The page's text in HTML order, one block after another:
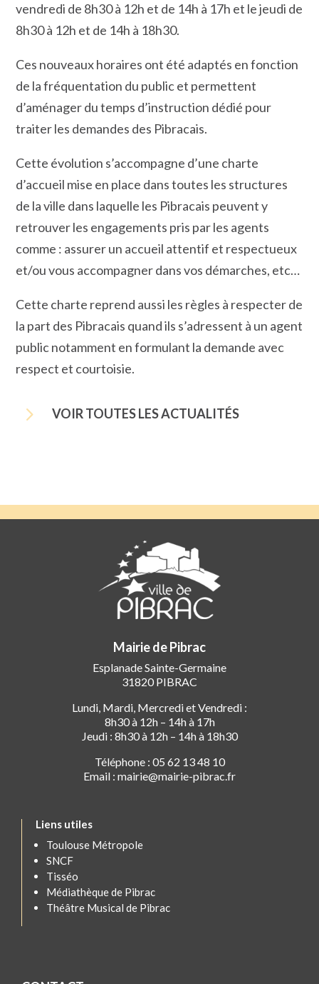
vendredi de 8h30 à 12h et de 14h à 17h et le jeudi de
8h30 à 12h et de 14h à 18h30.
Ces nouveaux horaires ont été adaptés en fonction
de la fréquentation du public et permettent
d’aménager du temps d’instruction dédié pour
traiter les demandes des Pibracais.
Cette évolution s’accompagne d’une charte
d’accueil mise en place dans toutes les structures
de la ville dans laquelle les Pibracais peuvent y
retrouver les engagements pris par les agents
comme : assurer un accueil attentif et respectueux
et/ou vous accompagner dans vos démarches, etc…
Cette charte reprend aussi les règles à respecter de
la part des Pibracais quand ils s’adressent à un agent
public notamment en formulant la demande avec
respect et courtoisie.
5 VOIR TOUTES LES ACTUALITÉS
Mairie de Pibrac
Esplanade Sainte-Germaine
31820 PIBRAC
Lundi, Mardi, Mercredi et Vendredi :
8h30 à 12h – 14h à 17h
Jeudi : 8h30 à 12h – 14h à 18h30
Téléphone : 05 62 13 48 10
Email : mairie@mairie-pibrac.fr
Liens utiles
Toulouse Métropole
SNCF
Tisséo
Médiathèque de Pibrac
Théâtre Musical de Pibrac